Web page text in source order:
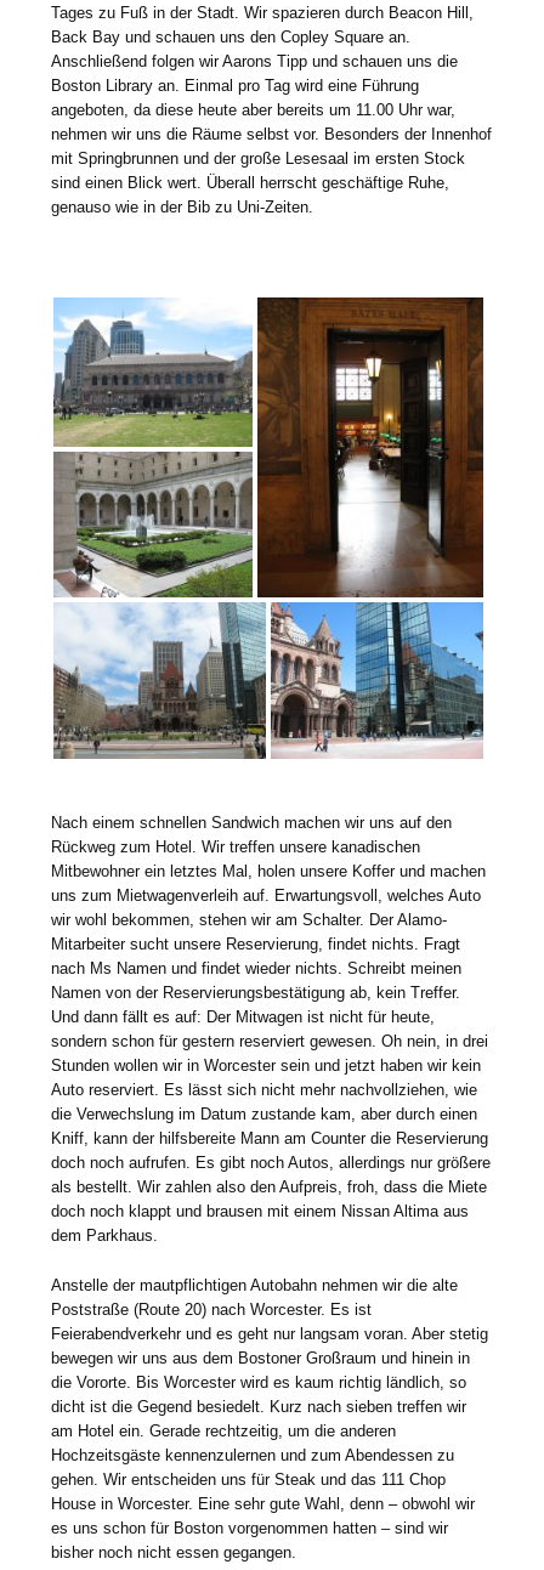
Tages zu Fuß in der Stadt. Wir spazieren durch Beacon Hill,
Back Bay und schauen uns den Copley Square an.
Anschließend folgen wir Aarons Tipp und schauen uns die
Boston Library an. Einmal pro Tag wird eine Führung
angeboten, da diese heute aber bereits um 11.00 Uhr war,
nehmen wir uns die Räume selbst vor. Besonders der Innenhof
mit Springbrunnen und der große Lesesaal im ersten Stock
sind einen Blick wert. Überall herrscht geschäftige Ruhe,
genauso wie in der Bib zu Uni-Zeiten.
Nach einem schnellen Sandwich machen wir uns auf den
Rückweg zum Hotel. Wir treffen unsere kanadischen
Mitbewohner ein letztes Mal, holen unsere Koffer und machen
uns zum Mietwagenverleih auf. Erwartungsvoll, welches Auto
wir wohl bekommen, stehen wir am Schalter. Der Alamo-
Mitarbeiter sucht unsere Reservierung, findet nichts. Fragt
nach Ms Namen und findet wieder nichts. Schreibt meinen
Namen von der Reservierungsbestätigung ab, kein Treffer.
Und dann fällt es auf: Der Mitwagen ist nicht für heute,
sondern schon für gestern reserviert gewesen. Oh nein, in drei
Stunden wollen wir in Worcester sein und jetzt haben wir kein
Auto reserviert. Es lässt sich nicht mehr nachvollziehen, wie
die Verwechslung im Datum zustande kam, aber durch einen
Kniff, kann der hilfsbereite Mann am Counter die Reservierung
doch noch aufrufen. Es gibt noch Autos, allerdings nur größere
als bestellt. Wir zahlen also den Aufpreis, froh, dass die Miete
doch noch klappt und brausen mit einem Nissan Altima aus
dem Parkhaus.
Anstelle der mautpflichtigen Autobahn nehmen wir die alte
Poststraße (Route 20) nach Worcester. Es ist
Feierabendverkehr und es geht nur langsam voran. Aber stetig
bewegen wir uns aus dem Bostoner Großraum und hinein in
die Vororte. Bis Worcester wird es kaum richtig ländlich, so
dicht ist die Gegend besiedelt. Kurz nach sieben treffen wir
am Hotel ein. Gerade rechtzeitig, um die anderen
Hochzeitsgäste kennenzulernen und zum Abendessen zu
gehen. Wir entscheiden uns für Steak und das 111 Chop
House in Worcester. Eine sehr gute Wahl, denn – obwohl wir
es uns schon für Boston vorgenommen hatten – sind wir
bisher noch nicht essen gegangen.